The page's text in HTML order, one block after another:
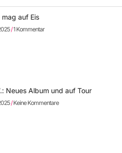
mag auf Eis
1 Kommentar
Neues Album und auf Tour
Keine Kommentare